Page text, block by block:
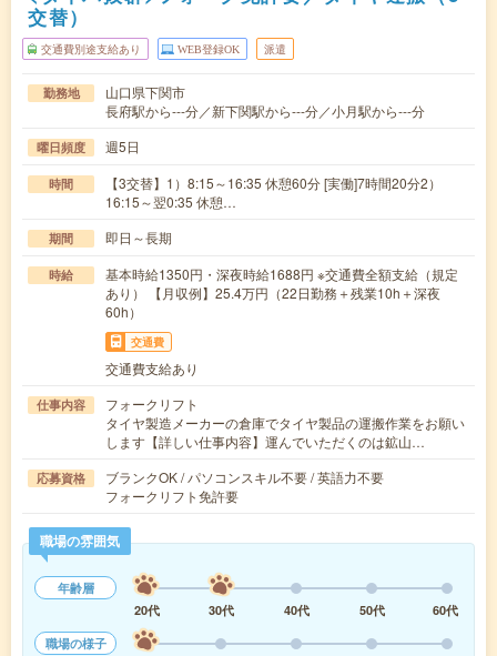
交替）
交通費別途支給あり WEB登録OK 派遣
勤務地
山口県下関市
長府駅から---分／新下関駅から---分／小月駅から---分
曜日頻度 週5日
時間
【3交替】1）8:15～16:35 休憩60分 [実働]7時間20分2）
16:15～翌0:35 休憩…
期間 即日～長期
時給
基本時給1350円・深夜時給1688円 ※交通費全額支給（規定
あり） 【月収例】25.4万円（22日勤務＋残業10h＋深夜
60h）
交通費
交通費支給あり
仕事内容
フォークリフト
タイヤ製造メーカーの倉庫でタイヤ製品の運搬作業をお願い
します【詳しい仕事内容】運んでいただくのは鉱山…
応募資格
ブランクOK / パソコンスキル不要 / 英語力不要
フォークリフト免許要
職場の雰囲気
年齢層
20代
30代 40代 50代
60代
職場の様子